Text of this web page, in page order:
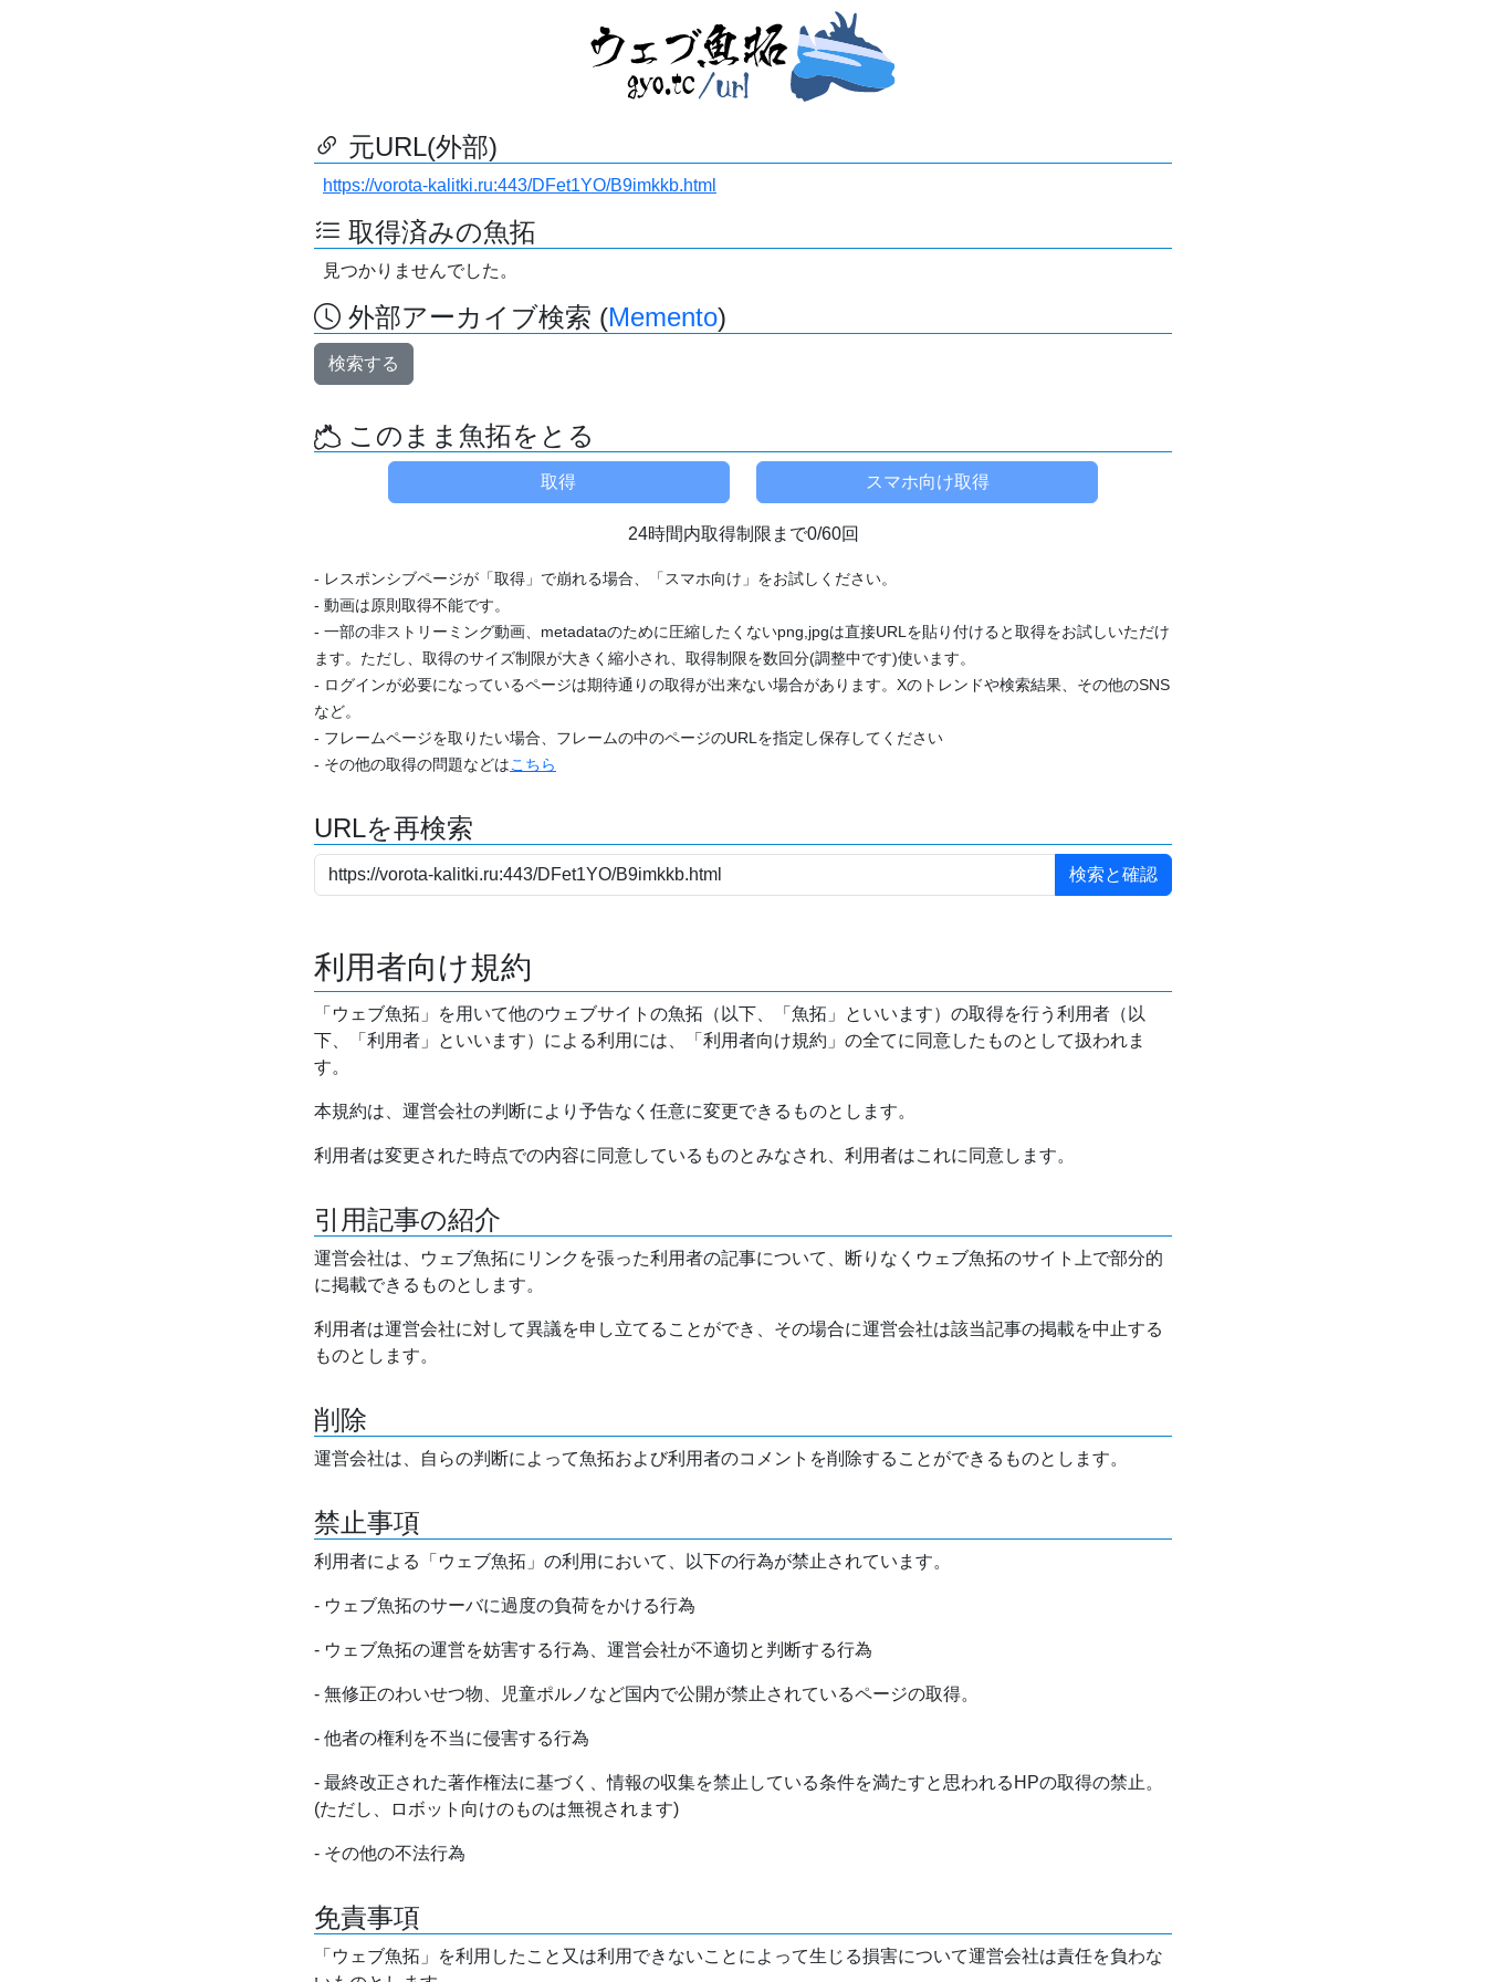
元URL(外部)
https://vorota-kalitki.ru:443/DFet1YO/B9imkkb.html
取得済みの魚拓
見つかりませんでした。
外部アーカイブ検索 (Memento)
検索する
このまま魚拓をとる
24時間内取得制限まで0/60回
- レスポンシブページが「取得」で崩れる場合、「スマホ向け」をお試しください。
- 動画は原則取得不能です。
- 一部の非ストリーミング動画、metadataのために圧縮したくないpng,jpgは直接URLを貼り付けると取得をお試しいただけ
ます。ただし、取得のサイズ制限が大きく縮小され、取得制限を数回分(調整中です)使います。
- ログインが必要になっているページは期待通りの取得が出来ない場合があります。Xのトレンドや検索結果、その他のSNS
など。
- フレームページを取りたい場合、フレームの中のページのURLを指定し保存してください
- その他の取得の問題などはこちら
URLを再検索
利用者向け規約
「ウェブ魚拓」を用いて他のウェブサイトの魚拓（以下、「魚拓」といいます）の取得を行う利用者（以
下、「利用者」といいます）による利用には、「利用者向け規約」の全てに同意したものとして扱われま
す。
本規約は、運営会社の判断により予告なく任意に変更できるものとします。
利用者は変更された時点での内容に同意しているものとみなされ、利用者はこれに同意します。
引用記事の紹介
運営会社は、ウェブ魚拓にリンクを張った利用者の記事について、断りなくウェブ魚拓のサイト上で部分的
に掲載できるものとします。
利用者は運営会社に対して異議を申し立てることができ、その場合に運営会社は該当記事の掲載を中止する
ものとします。
削除
運営会社は、自らの判断によって魚拓および利用者のコメントを削除することができるものとします。
禁止事項
利用者による「ウェブ魚拓」の利用において、以下の行為が禁止されています。
- ウェブ魚拓のサーバに過度の負荷をかける行為
- ウェブ魚拓の運営を妨害する行為、運営会社が不適切と判断する行為
- 無修正のわいせつ物、児童ポルノなど国内で公開が禁止されているページの取得。
- 他者の権利を不当に侵害する行為
- 最終改正された著作権法に基づく、情報の収集を禁止している条件を満たすと思われるHPの取得の禁止。
(ただし、ロボット向けのものは無視されます)
- その他の不法行為
免責事項
「ウェブ魚拓」を利用したこと又は利用できないことによって生じる損害について運営会社は責任を負わな